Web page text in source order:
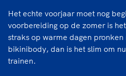
Het echte voorjaar moet nog
voorbereiding op de zomer is
straks op warme dagen
bikinibody, dan is het slim om
trainen.